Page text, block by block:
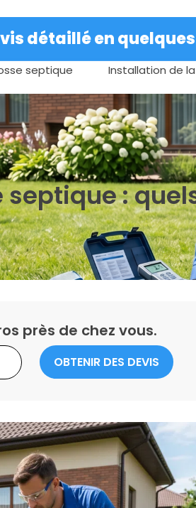
détaillé en
septique Installation de
:
près de chez vous.
OBTENIR DES DEVIS